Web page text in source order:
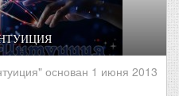
основан 1 июня 2013